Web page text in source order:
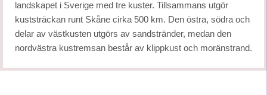
landskapet i Sverige med tre kuster. Tillsammans utgör
kuststräckan runt Skåne cirka 500 km. Den östra, södra och
delar av västkusten utgörs av sandstränder, medan den
nordvästra kustremsan består av klippkust och moränstrand.